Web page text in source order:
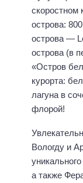
скоростном
острова:
острова —
острова (в
«Остров
курорта:
лагуна в
флорой!
Вологду и
а также